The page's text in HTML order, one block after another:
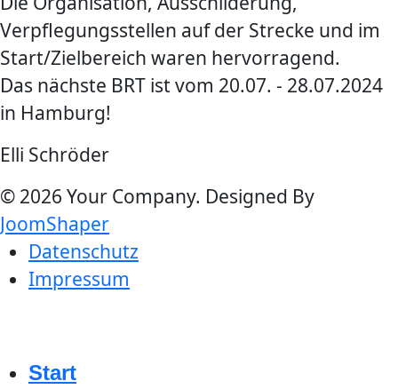
Verpflegungsstellen auf der Strecke und im
Start/Zielbereich waren hervorragend.
Das nächste BRT ist vom 20.07. - 28.07.2024
in Hamburg!
Elli Schröder
© 2026 Your Company. Designed By
JoomShaper
Datenschutz
Impressum
Start